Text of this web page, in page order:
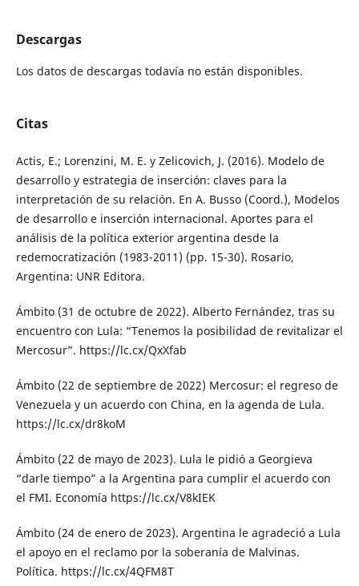
Descargas
Los datos de descargas todavía no están disponibles.
Citas
Actis, E.; Lorenzini, M. E. y Zelicovich, J. (2016). Modelo de
desarrollo y estrategia de inserción: claves para la
interpretación de su relación. En A. Busso (Coord.), Modelos
de desarrollo e inserción internacional. Aportes para el
análisis de la política exterior argentina desde la
redemocratización (1983-2011) (pp. 15-30). Rosario,
Argentina: UNR Editora.
Ámbito (31 de octubre de 2022). Alberto Fernández, tras su
encuentro con Lula: “Tenemos la posibilidad de revitalizar el
Mercosur”. https://lc.cx/QxXfab
Ámbito (22 de septiembre de 2022) Mercosur: el regreso de
Venezuela y un acuerdo con China, en la agenda de Lula.
https://lc.cx/dr8koM
Ámbito (22 de mayo de 2023). Lula le pidió a Georgieva
“darle tiempo” a la Argentina para cumplir el acuerdo con
el FMI. Economía https://lc.cx/V8kIEK
Ámbito (24 de enero de 2023). Argentina le agradeció a Lula
el apoyo en el reclamo por la soberanía de Malvinas.
Política. https://lc.cx/4QFM8T